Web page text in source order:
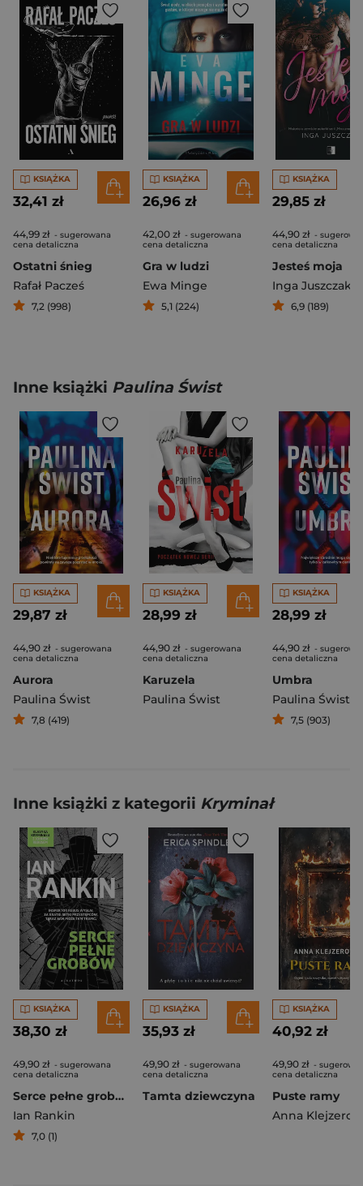
KSIĄŻKA
32,41 zł
44,99 zł - sugerowana
cena detaliczna
Ostatni śnieg
Rafał Pacześ
7,2 (998)
KSIĄŻKA
26,96 zł
42,00 zł - sugerowana
cena detaliczna
Gra w ludzi
Ewa Minge
5,1 (224)
KSIĄŻKA
29,85 zł
44,90 zł -
cena detaliczna
Jesteś moja
Inga Juszczak
6,9 (189)
Inne książki Paulina Świst
KSIĄŻKA
29,87 zł
44,90 zł - sugerowana
cena detaliczna
Aurora
Paulina Świst
7,8 (419)
KSIĄŻKA
28,99 zł
44,90 zł - sugerowana
cena detaliczna
Karuzela
Paulina Świst
KSIĄŻKA
28,99 zł
44,90 zł -
cena detaliczna
Umbra
Paulina Świst
7,5 (903)
Inne książki z kategorii Kryminał
KSIĄŻKA
38,30 zł
49,90 zł - sugerowana
cena detaliczna
Serce pełne grobów
Ian Rankin
7,0 (1)
KSIĄŻKA
35,93 zł
49,90 zł - sugerowana
cena detaliczna
Tamta dziewczyna
KSIĄŻKA
40,92 zł
49,90 zł -
cena detaliczna
Puste ramy
Anna